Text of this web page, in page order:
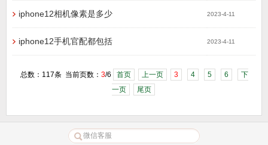
iphone12相机像素是多少 2023-4-11
iphone12手机官配都包括 2023-4-11
总数：117条 当前页数： 3/6 首页 上一页 3 4 5 6
下
一页
尾页